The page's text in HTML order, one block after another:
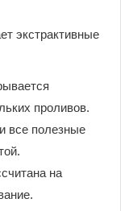
экстрактивные
проливов.
все полезные
на